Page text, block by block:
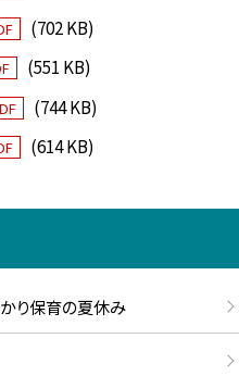
(702 KB)
(551 KB)
(744 KB)
(614 KB)
かり保育の夏休み